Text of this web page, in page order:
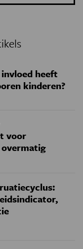
heeft
kinderen?
voor
overmatig